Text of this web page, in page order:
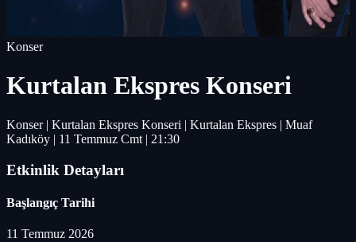
Konser
Kurtalan Ekspres Konseri
Konser | Kurtalan Ekspres Konseri | Kurtalan Ekspres | Muaf
Kadıköy | 11 Temmuz Cmt | 21:30
Etkinlik Detayları
Başlangıç Tarihi
11 Temmuz 2026